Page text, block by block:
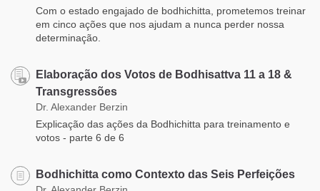
Com o estado engajado de bodhichitta, prometemos treinar
em cinco ações que nos ajudam a nunca perder nossa
determinação.
Elaboração dos Votos de Bodhisattva 11 a 18 &
Transgressões
Dr. Alexander Berzin
Explicação das ações da Bodhichitta para treinamento e
votos - parte 6 de 6
Bodhichitta como Contexto das Seis Perfeições